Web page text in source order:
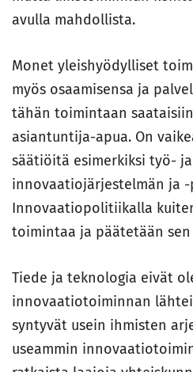
avulla mahdollista.
Monet yleishyödylliset
myös osaamisensa ja
tähän toimintaan
asiantuntija-apua. On
säätiöitä esimerkiksi työ-
innovaatiojärjestelmän ja
Innovaatiopolitiikalla
toimintaa ja päätetään
Tiede ja teknologia eivät
innovaatiotoiminnan
syntyvät usein ihmisten
useammin